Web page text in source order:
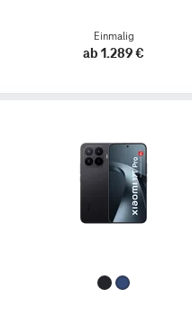
Einmalig
ab 1.289 €